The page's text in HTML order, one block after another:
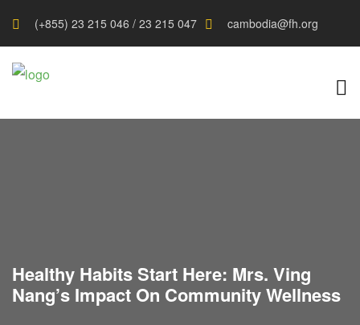
(+855) 23 215 046 / 23 215 047 cambodia@fh.org
Healthy Habits Start Here: Mrs. Ving
Nang’s Impact On Community Wellness